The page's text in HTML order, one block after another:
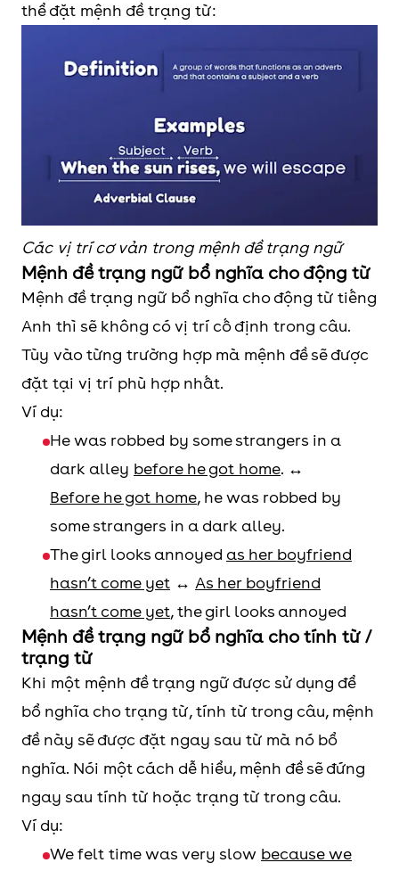
thể đặt mệnh đề trạng từ:
Các vị trí cơ vản trong mệnh đề trạng ngữ
Mệnh đề trạng ngữ bổ nghĩa cho động từ
Mệnh đề trạng ngữ bổ nghĩa cho động từ tiếng
Anh thì sẽ không có vị trí cố định trong câu.
Tùy vào từng trường hợp mà mệnh đề sẽ được
đặt tại vị trí phù hợp nhất.
Ví dụ:
He was robbed by some strangers in a
dark alley before he got home. ↔
Before he got home, he was robbed by
some strangers in a dark alley.
The girl looks annoyed as her boyfriend
hasn’t come yet ↔ As her boyfriend
hasn’t come yet, the girl looks annoyed
Mệnh đề trạng ngữ bổ nghĩa cho tính từ /
trạng từ
Khi một mệnh đề trạng ngữ được sử dụng để
bổ nghĩa cho trạng từ, tính từ trong câu, mệnh
đề này sẽ được đặt ngay sau từ mà nó bổ
nghĩa. Nói một cách dễ hiểu, mệnh đề sẽ đứng
ngay sau tính từ hoặc trạng từ trong câu.
Ví dụ:
We felt time was very slow because we